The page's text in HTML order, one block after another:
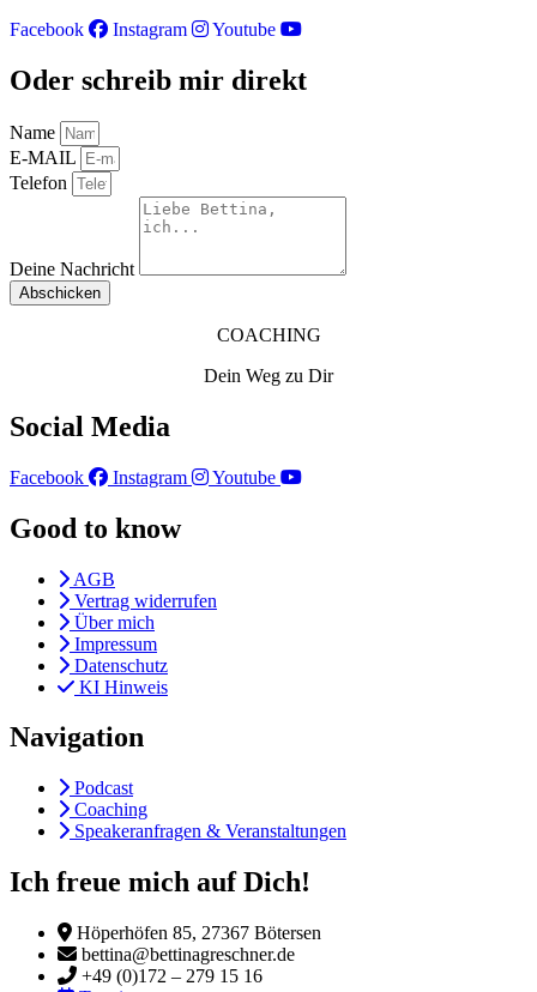
Facebook Instagram Youtube
Oder schreib mir direkt
Name
E-MAIL
Telefon
Deine Nachricht
Abschicken
COACHING
Dein Weg zu Dir
Social Media
Facebook Instagram Youtube
Good to know
AGB
Vertrag widerrufen
Über mich
Impressum
Datenschutz
KI Hinweis
Navigation
Podcast
Coaching
Speakeranfragen & Veranstaltungen
Ich freue mich auf Dich!
Höperhöfen 85, 27367 Bötersen
bettina@bettinagreschner.de
+49 (0)172 – 279 15 16